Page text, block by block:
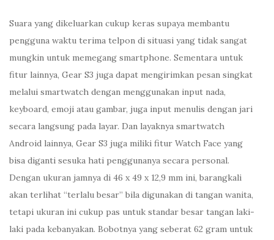
Suara yang dikeluarkan cukup keras supaya membantu
pengguna waktu terima telpon di situasi yang tidak sangat
mungkin untuk memegang smartphone. Sementara untuk
fitur lainnya, Gear S3 juga dapat mengirimkan pesan singkat
melalui smartwatch dengan menggunakan input nada,
keyboard, emoji atau gambar, juga input menulis dengan jari
secara langsung pada layar. Dan layaknya smartwatch
Android lainnya, Gear S3 juga miliki fitur Watch Face yang
bisa diganti sesuka hati penggunanya secara personal.
Dengan ukuran jamnya di 46 x 49 x 12,9 mm ini, barangkali
akan terlihat “terlalu besar” bila digunakan di tangan wanita,
tetapi ukuran ini cukup pas untuk standar besar tangan laki-
laki pada kebanyakan. Bobotnya yang seberat 62 gram untuk